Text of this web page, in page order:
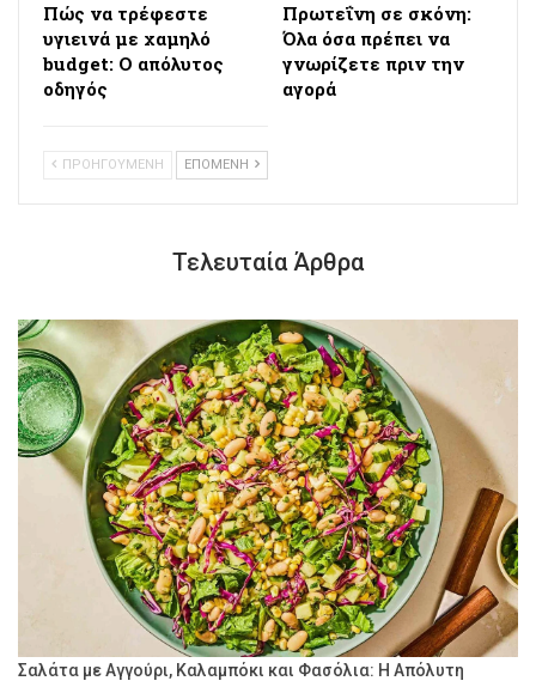
Πώς να τρέφεστε
υγιεινά με χαμηλό
budget: Ο απόλυτος
οδηγός
Πρωτεΐνη σε σκόνη:
Όλα όσα πρέπει να
γνωρίζετε πριν την
αγορά
ΠΡΟΗΓΟΥΜΕΝΗ ΕΠΟΜΕΝΗ
Τελευταία Άρθρα
Σαλάτα με Αγγούρι, Καλαμπόκι και Φασόλια: Η Απόλυτη